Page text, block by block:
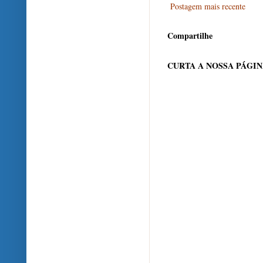
Postagem mais recente
Compartilhe
CURTA A NOSSA